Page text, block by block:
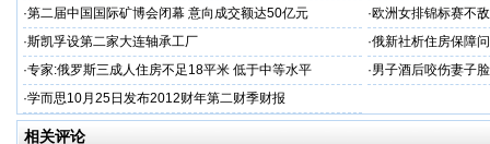
·第二届中国国际矿博会闭幕 意向成交额达50亿元 ·欧洲女排锦标赛不
·斯凯孚设第二家大连轴承工厂 ·俄新社析住房保障
·专家:俄罗斯三成人住房不足18平米 低于中等水平 ·男子酒后咬伤妻子
·学而思10月25日发布2012财年第二财季财报
相关评论